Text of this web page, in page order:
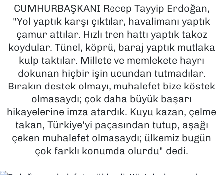
CUMHURBAŞKANI Recep Tayyip Erdoğan,
"Yol yaptık karşı çıktılar, havalimanı yaptık
çamur attılar. Hızlı tren hattı yaptık takoz
koydular. Tünel, köprü, baraj yaptık mutlaka
kulp taktılar. Millete ve memlekete hayrı
dokunan hiçbir işin ucundan tutmadılar.
Bırakın destek olmayı, muhalefet bize köstek
olmasaydı; çok daha büyük başarı
hikayelerine imza atardık. Kuyu kazan, çelme
takan, Türkiye'yi paçasından tutup, aşağı
çeken muhalefet olmasaydı; ülkemiz bugün
çok farklı konumda olurdu" dedi.
MAGAZİN
POLİTİKA
SAĞLIK
SPOR
TEKNOLOJİ
YAŞAM
Haber Arşivi